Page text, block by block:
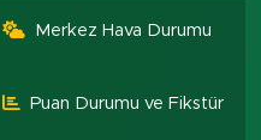
Merkez Hava Durumu
Puan Durumu ve Fikstür